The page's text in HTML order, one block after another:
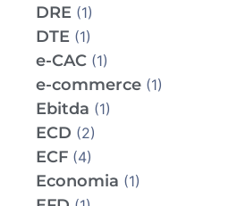
DRE (1)
DTE (1)
e-CAC (1)
e-commerce (1)
Ebitda (1)
ECD (2)
ECF (4)
Economia (1)